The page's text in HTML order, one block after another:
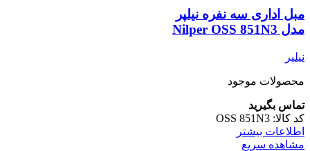
مبل اداری سه نفره نیلپر
مدل Nilper OSS 851N3
نیلپر
محصولات موجود
تماس بگیرید
کد کالا: OSS 851N3
اطلاعات بیشتر
مشاهده سریع